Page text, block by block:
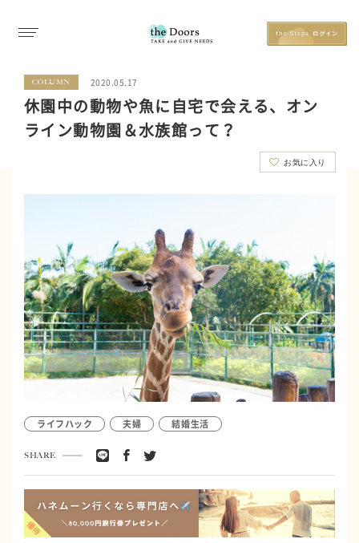
COLUMN 2020.05.17
休園中の動物や魚に自宅で会える、オン
ライン動物園＆水族館って？
お気に入り
ライフハック 夫婦 結婚生活
SHARE